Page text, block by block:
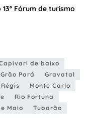
Fórum de turismo
de baixo
Grão Pará
Gravatal
Monte Carlo
Rio Fortuna
Maio
Tubarão